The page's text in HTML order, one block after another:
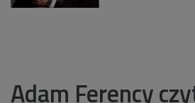
Adam Ferency